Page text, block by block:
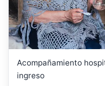
Acompañamiento
ingreso